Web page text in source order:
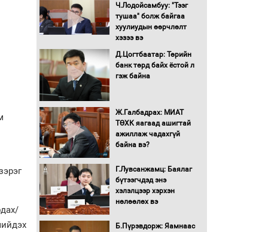
Бүх шатанд хэмнэлтийн
горимд шилжиж, найр
гадаад томилолтыг
хориглолоо
Засгийн газрын ээлжит
хуралдаан болж байна
Автомашинд улсын
дугаарын тэгш,
сондгойгоор шатахуун
Ч.Лодойсамбуу: "Тээг
тушаа" болж байгаа
хуулиудын өөрчлөлт
хэзээ вэ
Д.Цогтбаатар: Төрийн
банк төрд байх ёстой л
гэж байна
Ж.Галбадрах: МИАТ
ТӨХК яагаад ашигтай
ажиллаж чадахгүй
байна вэ?
Г.Лувсанжамц: Баялаг
бүтээгчдэд энэ
хэлэлцээр хэрхэн
нөлөөлөх вэ
Б.Пүрэвдорж: Яамнаас